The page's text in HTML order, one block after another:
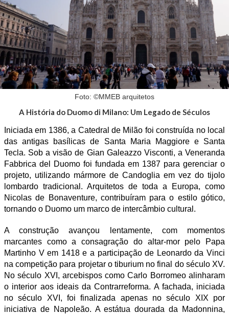
Foto: ©MMEB arquitetos
A História do Duomo di Milano: Um Legado de Séculos
Iniciada em 1386, a Catedral de Milão foi construída no local
das antigas basílicas de Santa Maria Maggiore e Santa
Tecla. Sob a visão de Gian Galeazzo Visconti, a Veneranda
Fabbrica del Duomo foi fundada em 1387 para gerenciar o
projeto, utilizando mármore de Candoglia em vez do tijolo
lombardo tradicional. Arquitetos de toda a Europa, como
Nicolas de Bonaventure, contribuíram para o estilo gótico,
tornando o Duomo um marco de intercâmbio cultural.
A construção avançou lentamente, com momentos
marcantes como a consagração do altar-mor pelo Papa
Martinho V em 1418 e a participação de Leonardo da Vinci
na competição para projetar o tiburium no final do século XV.
No século XVI, arcebispos como Carlo Borromeo alinharam
o interior aos ideais da Contrarreforma. A fachada, iniciada
no século XVI, foi finalizada apenas no século XIX por
iniciativa de Napoleão. A estátua dourada da Madonnina,